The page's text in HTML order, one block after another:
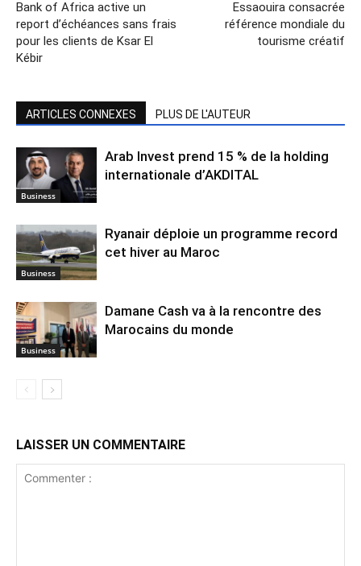
Bank of Africa active un
report d’échéances sans frais
pour les clients de Ksar El
Kébir
Essaouira consacrée
référence mondiale du
tourisme créatif
ARTICLES CONNEXES PLUS DE L'AUTEUR
Business
Arab Invest prend 15 % de la holding
internationale d’AKDITAL
Business
Ryanair déploie un programme record
cet hiver au Maroc
Business
Damane Cash va à la rencontre des
Marocains du monde
LAISSER UN COMMENTAIRE